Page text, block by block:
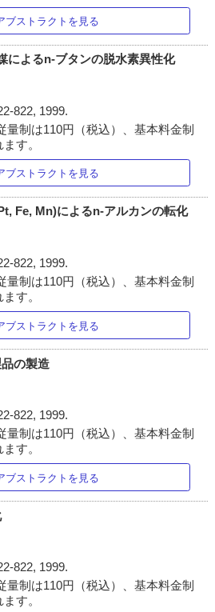
ブストラクトを見る
によるn-ブタンの脱水素異性化
822, 1999.
量制は110円（税込）、基本料金制
す。
ブストラクトを見る
Fe, Mn)によるn-アルカンの転化
822, 1999.
量制は110円（税込）、基本料金制
す。
ブストラクトを見る
の製造
822, 1999.
量制は110円（税込）、基本料金制
す。
ブストラクトを見る
822, 1999.
量制は110円（税込）、基本料金制
す。